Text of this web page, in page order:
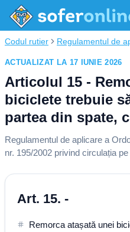
Codul rutier Regulamentul de
ACTUALIZAT LA 17 IUNIE 2026
Articolul 15 -
biciclete trebuie
partea din spate,
Regulamentul de aplicare a
nr. 195/2002 privind circulația
Art. 15. -
Remorca atașată unei